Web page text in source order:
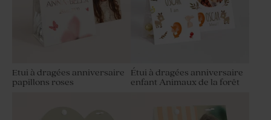
Etui à dragées anniversaire
papillons roses
Étui à dragées anniversaire
enfant Animaux de la forêt